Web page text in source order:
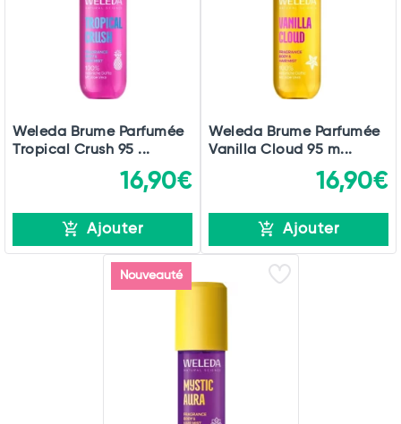
Weleda Brume Parfumée
Tropical Crush 95 ...
16,90€
Ajouter
Weleda Brume Parfumée
Vanilla Cloud 95 m...
16,90€
Ajouter
Nouveauté